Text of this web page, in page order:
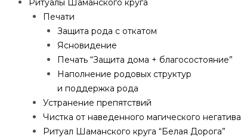
Ритуалы Шаманского круга
Печати
Защита рода с откатом
Ясновидение
Печать “Защита дома + благосостояние”
Наполнение родовых структур
и поддержка рода
Устранение препятствий
Чистка от наведенного магического негатива
Ритуал Шаманского круга “Белая Дорога”